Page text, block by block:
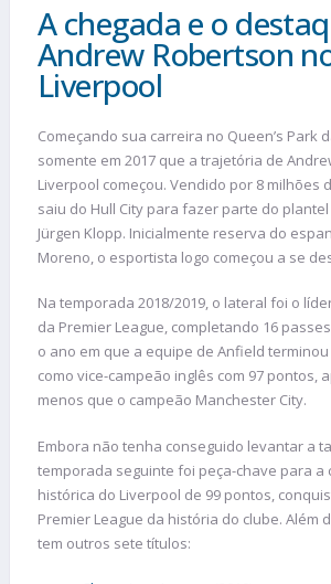
A chegada e o
Andrew Robertson
Liverpool
Começando sua carreira no Queen’s Park
somente em 2017 que a trajetória de
Liverpool começou. Vendido por 8 milhões
saiu do Hull City para fazer parte do
Jürgen Klopp. Inicialmente reserva do
Moreno, o esportista logo começou a se
Na temporada 2018/2019, o lateral foi o
da Premier League, completando 16
o ano em que a equipe de Anfield
como vice-campeão inglês com 97 pontos,
menos que o campeão Manchester City.
Embora não tenha conseguido levantar a
temporada seguinte foi peça-chave para a
histórica do Liverpool de 99 pontos,
Premier League da história do clube. Além
tem outros sete títulos: